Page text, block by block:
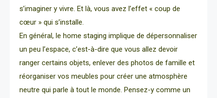
s’imaginer y vivre. Et là, vous avez l’effet « coup de
cœur » qui s’installe.
En général, le home staging implique de dépersonnaliser
un peu l’espace, c’est-à-dire que vous allez devoir
ranger certains objets, enlever des photos de famille et
réorganiser vos meubles pour créer une atmosphère
neutre qui parle à tout le monde. Pensez-y comme un